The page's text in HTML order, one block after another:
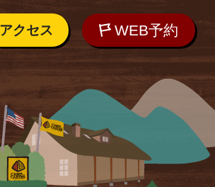
アクセス WEB予約
アクセス
WEB予約